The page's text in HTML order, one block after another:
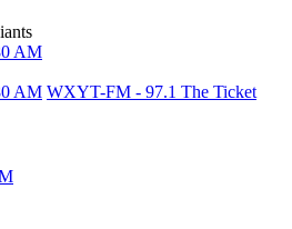
AM
AM WXYT-FM - 97.1 The Ticket